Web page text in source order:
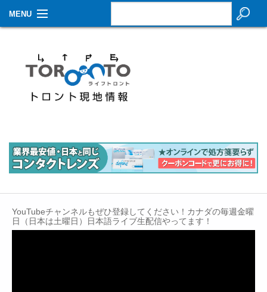
MENU
生活情報
その他
イベントカレンダー
About Us
YouTubeチャンネルもぜひ登録してください！カナダの毎週金曜
日（日本は土曜日）日本語ライブ生配信やってます！